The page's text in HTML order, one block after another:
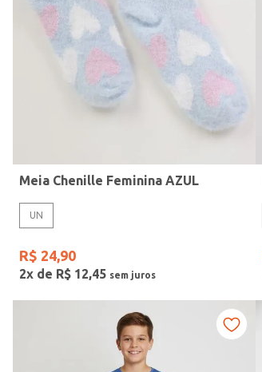
Subcategoria
Meia Chenille Feminina AZUL
UN
R$ 24,90
2x de R$ 12,45